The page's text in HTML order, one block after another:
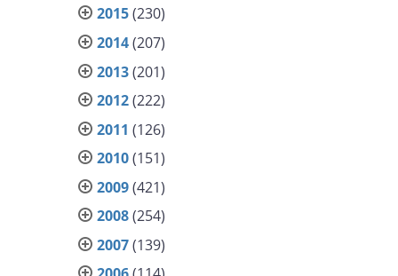
2015(230)
2014(207)
2013(201)
2012(222)
2011 (126)
2010(151)
2009(421)
2008(254)
2007(139)